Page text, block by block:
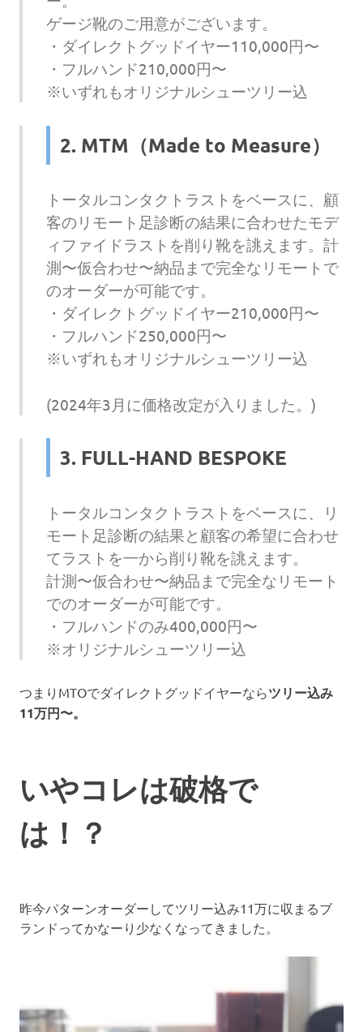
ゲージ靴のご用意がございます。
・ダイレクトグッドイヤー110,000円〜
・フルハンド210,000円〜
※いずれもオリジナルシューツリー込
2. MTM（Made to Measure）
トータルコンタクトラストをベースに、顧
客のリモート足診断の結果に合わせたモデ
ィファイドラストを削り靴を誂えます。計
測〜仮合わせ〜納品まで完全なリモートで
のオーダーが可能です。
・ダイレクトグッドイヤー210,000円〜
・フルハンド250,000円〜
※いずれもオリジナルシューツリー込
(2024年3月に価格改定が入りました。)
3. FULL-HAND BESPOKE
トータルコンタクトラストをベースに、リ
モート足診断の結果と顧客の希望に合わせ
てラストを一から削り靴を誂えます。
計測〜仮合わせ〜納品まで完全なリモート
でのオーダーが可能です。
・フルハンドのみ400,000円〜
※オリジナルシューツリー込
つまりMTOでダイレクトグッドイヤーならツリー込み
11万円〜。
いやコレは破格で
は！？
昨今パターンオーダーしてツリー込み11万に収まるブ
ランドってかなーり少なくなってきました。